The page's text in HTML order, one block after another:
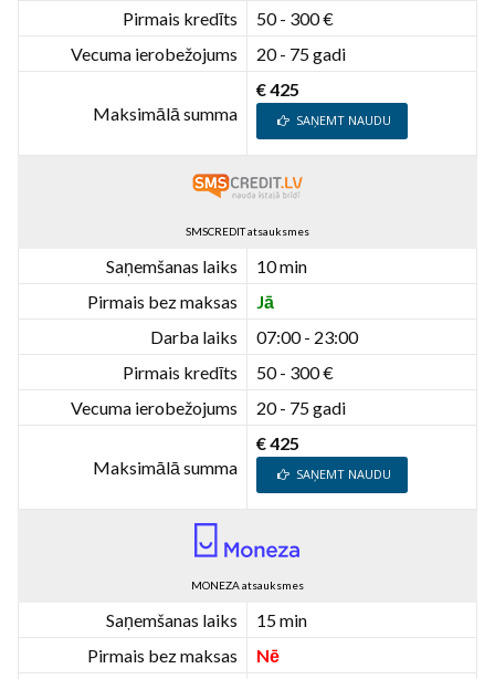
Pirmais kredīts
50 - 300 €
Vecuma ierobežojums
20 - 75 gadi
Maksimālā summa
€ 425
SAŅEMT NAUDU
SMSCREDIT atsauksmes
Saņemšanas laiks
10 min
Pirmais bez maksas
Jā
Darba laiks
07:00 - 23:00
Pirmais kredīts
50 - 300 €
Vecuma ierobežojums
20 - 75 gadi
Maksimālā summa
€ 425
SAŅEMT NAUDU
MONEZA atsauksmes
Saņemšanas laiks
15 min
Pirmais bez maksas
Nē